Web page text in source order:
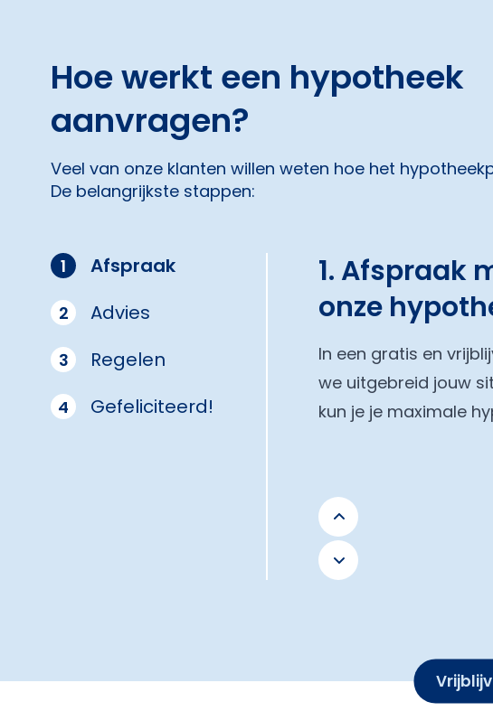
Hoe werkt een hypotheek
aanvragen?
Veel van onze klanten willen weten hoe het
De belangrijkste stappen:
1 Afspraak
2 Advies
3 Regelen
4 Gefeliciteerd!
1. Afspraak
onze
In een gratis en
we uitgebreid jouw
kun je je maximale